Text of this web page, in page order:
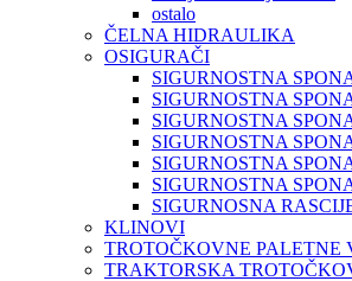
ostalo
ČELNA HIDRAULIKA
OSIGURAČI
SIGURNOSTNA
SIGURNOSTNA
SIGURNOSTNA
SIGURNOSTNA
SIGURNOSTNA
SIGURNOSTNA
SIGURNOSNA
KLINOVI
TROTOČKOVNE PALETNE
TRAKTORSKA